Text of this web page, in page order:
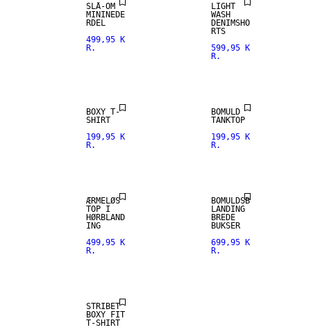
SLÅ-OM
MININEDE
RDEL
499,95 K
R.
LIGHT
WASH
DENIMSHO
RTS
599,95 K
R.
BOXY T-
SHIRT
199,95 K
R.
BOMULD
TANKTOP
199,95 K
R.
ÆRMELØS
TOP I
HØRBLAND
ING
499,95 K
R.
BOMULDSB
LANDING
BREDE
BUKSER
699,95 K
R.
STRIBET
BOXY FIT
T-SHIRT